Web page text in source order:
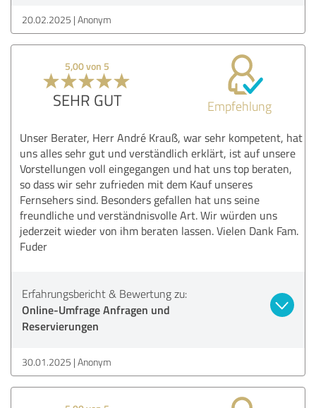
20.02.2025 Anonym
5,00 von 5
SEHR GUT Empfehlung
Unser Berater, Herr André Krauß, war sehr kompetent, hat
uns alles sehr gut und verständlich erklärt, ist auf unsere
Vorstellungen voll eingegangen und hat uns top beraten,
so dass wir sehr zufrieden mit dem Kauf unseres
Fernsehers sind. Besonders gefallen hat uns seine
freundliche und verständnisvolle Art. Wir würden uns
jederzeit wieder von ihm beraten lassen. Vielen Dank Fam.
Fuder
Erfahrungsbericht & Bewertung zu:
Online-Umfrage Anfragen und
Reservierungen
30.01.2025 Anonym